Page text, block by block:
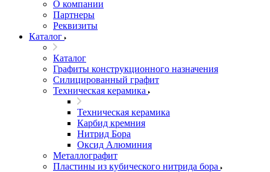
О компании
Партнеры
Реквизиты
Каталог
Каталог
Графиты конструкционного назначения
Силицированный графит
Техническая керамика
Техническая керамика
Карбид кремния
Нитрид Бора
Оксид Алюминия
Металлографит
Пластины из кубического нитрида бора